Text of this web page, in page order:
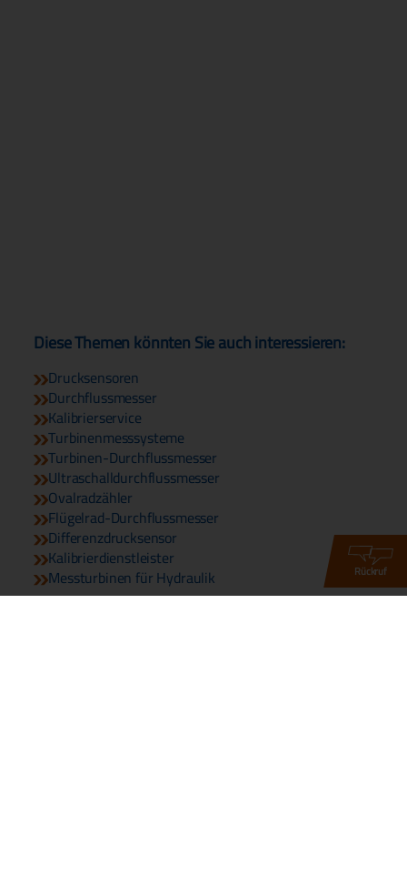
Rückruf
Diese Themen könnten Sie auch interessieren:
Drucksensoren
Durchflussmesser
Kalibrierservice
Turbinenmesssysteme
Turbinen-Durchflussmesser
Ultraschalldurchflussmesser
Ovalradzähler
Flügelrad-Durchflussmesser
Differenzdrucksensor
Kalibrierdienstleister
Messturbinen für Hydraulik